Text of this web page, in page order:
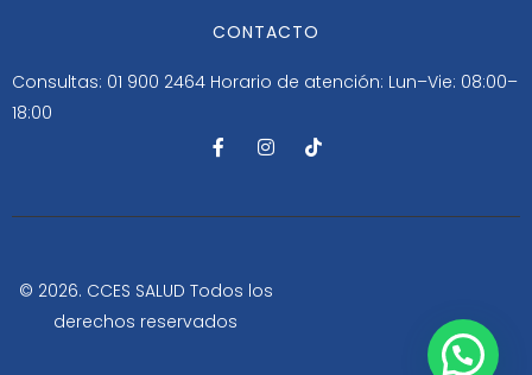
CONTACTO
Consultas: 01 900 2464 Horario de atención: Lun–Vie: 08:00–
18:00
F
a
b
-
I
n
a
m
T
i
o
© 2026. CCES SALUD Todos los
derechos reservados